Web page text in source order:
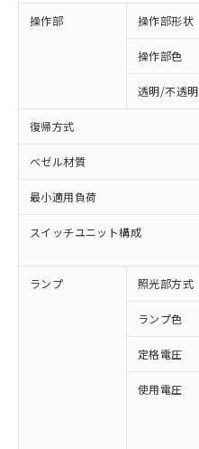
操作部 操作部形状
操作部色
透明/不透明
復帰方式
ベゼル材質
最小適用負荷
スイッチユニット構成
ランプ 照光部方式
ランプ色
定格電圧
使用電圧